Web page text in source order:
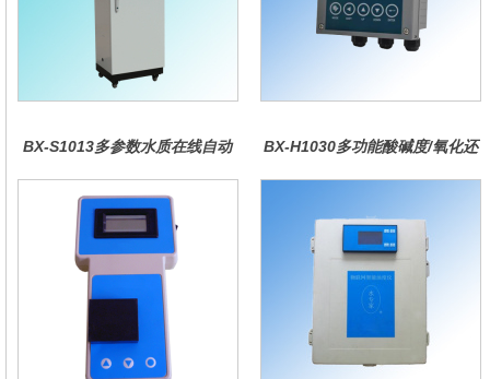
BX-S1013多参数水质在线自动
BX-H1030多功能酸碱度/氧化还